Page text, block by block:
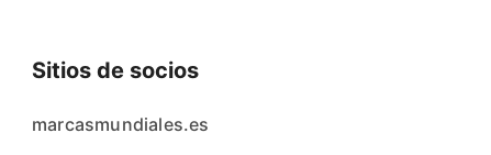
Sitios de socios
marcasmundiales.es